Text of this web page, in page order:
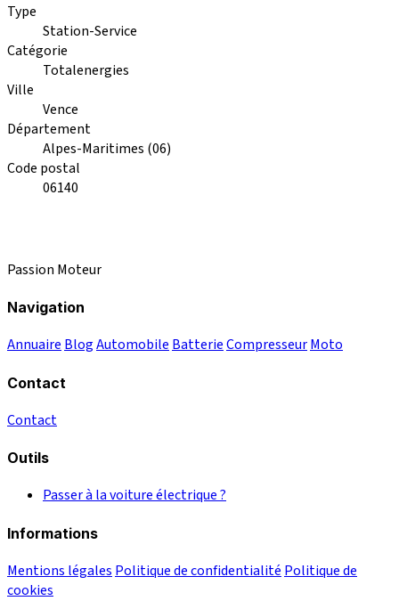
Type
Station-Service
Catégorie
Totalenergies
Ville
Vence
Département
Alpes-Maritimes (06)
Code postal
06140
Passion Moteur
Navigation
Annuaire BlogAutomobile BatterieCompresseurMoto
Contact
Contact
Outils
Passer à la voiture électrique ?
Informations
Mentions légales Politique de confidentialité Politique de
cookies